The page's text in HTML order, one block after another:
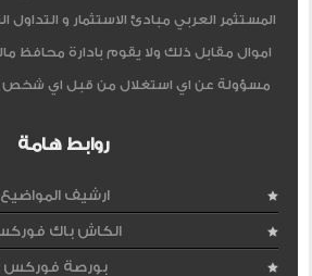
المستثمر العربي مبادئ الاستثمار و
اموال مقابل ذلك ولا يقوم بادارة محافظ
مسؤولة عن اي استغلال من قبل اي شخص
روابط هامة
ارشيف المواضيع
الكاش باك
بورصة فوركس